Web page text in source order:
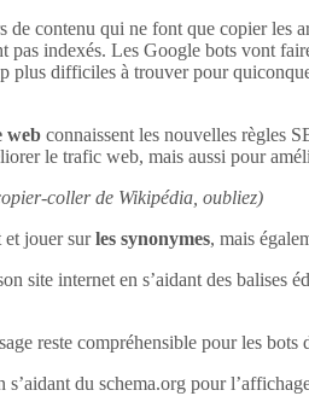
de contenu qui ne font que copier
pas indexés. Les Google bots vont
plus difficiles à trouver pour
web connaissent les nouvelles règles
le trafic web, mais aussi pour
coller de Wikipédia, oubliez)
et jouer surles synonymes, mais
site internet en s’aidant des balises
reste compréhensible pour les
s’aidant du schema.org pour